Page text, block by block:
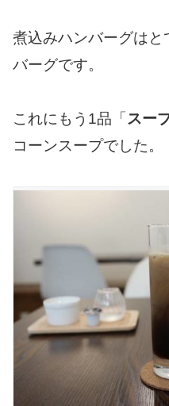
煮込みハンバーグは
バーグです。
これにもう1品「 スー
コーンスープでした。